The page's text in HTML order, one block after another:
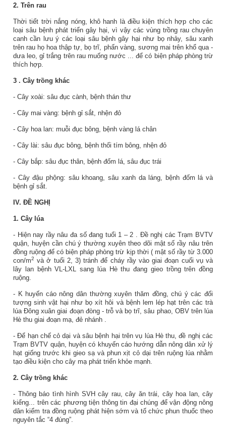
2. Trên rau
Thời tiết trời nắng nóng, khô hanh là điều kiện thích hợp cho các
loại sâu bệnh phát triển gây hại, vì vậy các vùng trồng rau chuyên
canh cần lưu ý các loại sâu bệnh gây hại như bọ nhảy, sâu xanh
trên rau họ hoa thập tự, bọ trĩ, phấn vàng, sương mai trên khổ qua -
dưa leo, gỉ trắng trên rau muống nước ... để có biện pháp phòng trừ
thích hợp.
3 . Cây trồng khác
- Cây xoài: sâu đục cành, bệnh thán thư
- Cây mai vàng: bệnh gỉ sắt, nhện đỏ
- Cây hoa lan: muỗi đục bông, bệnh vàng lá chân
- Cây lài: sâu đục bông, bệnh thối tím bông, nhện đỏ
- Cây bắp: sâu đục thân, bệnh đốm lá, sâu đục trái
- Cây đậu phộng: sâu khoang, sâu xanh da láng, bệnh đốm lá và
bệnh gỉ sắt.
IV. ĐỀ NGHỊ
1. Cây lúa
- Hiện nay rầy nâu đa số đang tuổi 1 – 2
Đề nghị các Trạm BVTV
quận, huyện cần chú ý thường xuyên theo dõi mật số rầy nâu trên
đồng ruộng để có biện pháp phòng trừ kịp thời ( mật số rầy từ 3.000
con/m­2 và ở tuổi 2, 3) tránh để cháy rầy vào giai đoạn cuối vụ và
lây lan bệnh VL-LXL sang lúa Hè thu đang gieo trồng trên đồng
ruộng.
- K huyến cáo nông dân thường xuyên thăm đồng, chú ý các đối
tượng sinh vật hại như bọ xít hôi và bệnh lem lép hạt trên các trà
lúa Đông xuân giai đoạn đòng - trỗ vàbọ trĩ, sâu phao, OBV trên lúa
Hè thu giai đoạn mạ, đẻ nhánh
- Để hạn chế cỏ dại và sâu bệnh hại trên vụ lúa Hè thu, đề nghị các
Trạm BVTV quận, huyện có khuyến cáo hướng dẫn nông dân xử lý
hạt giống trước khi gieo sạ và phun xịt cỏ dại trên ruộng lúa nhằm
tạo điều kiện cho cây mạ phát triển khỏe mạnh.
2. Cây trồng khác
- Thông báo tình hình SVH cây rau, cây ăn trái, cây hoa lan, cây
kiểng... trên các phương tiện thông tin đại chúng để vận động nông
dân kiểm tra đồng ruộng phát hiện sớm và tố chức phun thuốc theo
nguyên tắc “4 đúng”.